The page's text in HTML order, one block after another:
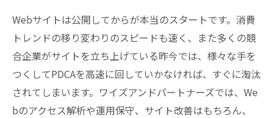
Webサイトは公開してからが本当のスタートです。消費
トレンドの移り変わりのスピードも速く、また多くの競
合企業がサイトを立ち上げている昨今では、様々な手を
つくしてPDCAを高速に回していかなければ、すぐに淘汰
されてしまいます。ワイズアンドパートナーズでは、We
bのアクセス解析や運用保守、サイト改善はもちろん、